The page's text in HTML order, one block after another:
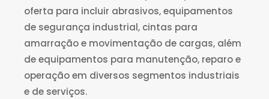
oferta para incluir abrasivos, equipamentos
de segurança industrial, cintas para
amarração e movimentação de cargas, além
de equipamentos para manutenção, reparo e
operação em diversos segmentos industriais
e de serviços.